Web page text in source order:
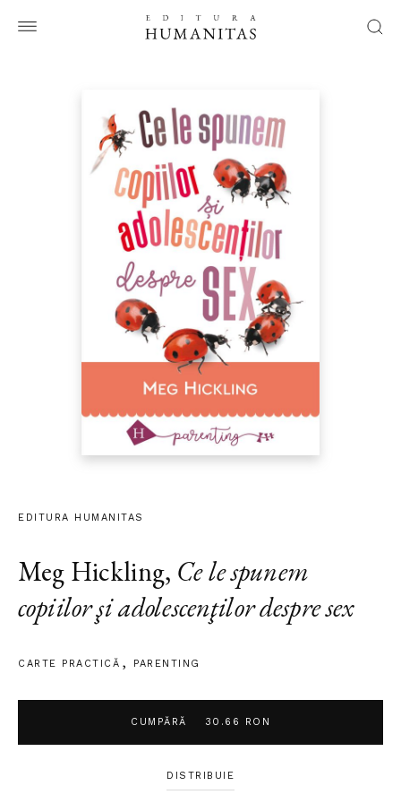
EDITURA HUMANITAS
Meg Hickling, Ce le spunem
copiilor şi adolescenţilor despre sex
CARTE PRACTICĂ PARENTING
DISTRIBUIE
CUMPĂRĂ 30.66 RON